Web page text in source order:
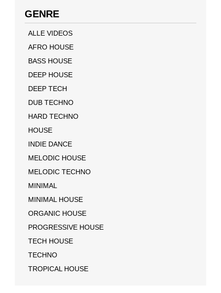
GENRE
ALLE VIDEOS
AFRO HOUSE
BASS HOUSE
DEEP HOUSE
DEEP TECH
DUB TECHNO
HARD TECHNO
HOUSE
INDIE DANCE
MELODIC HOUSE
MELODIC TECHNO
MINIMAL
MINIMAL HOUSE
ORGANIC HOUSE
PROGRESSIVE HOUSE
TECH HOUSE
TECHNO
TROPICAL HOUSE